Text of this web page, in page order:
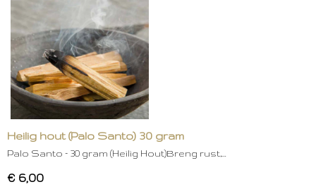
Heilig hout (Palo Santo) 30 gram
Palo Santo – 30 gram (Heilig Hout)Breng rust,…
€ 6,00